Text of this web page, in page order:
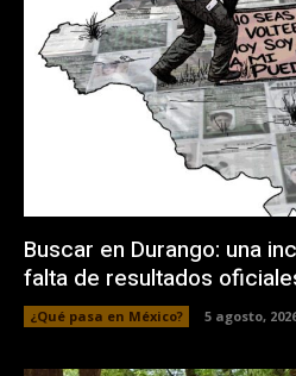
Buscar en Durango: una
falta de resultados
¿Qué pasa en México? 5 agosto,